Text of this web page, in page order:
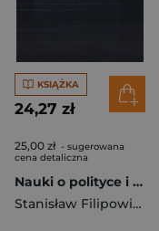
KSIĄŻKA
24,27 zł
25,00 zł - sugerowana
cena detaliczna
Nauki o polityce i zagadnienie interpretacji
Stanisław Filipowicz